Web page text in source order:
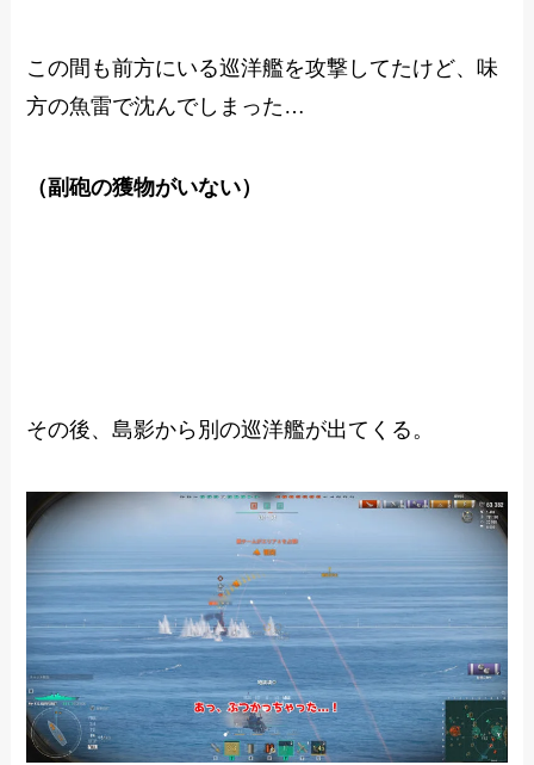
この間も前方にいる巡洋艦を攻撃してたけど、味
方の魚雷で沈んでしまった…
（副砲の獲物がいない）
その後、島影から別の巡洋艦が出てくる。